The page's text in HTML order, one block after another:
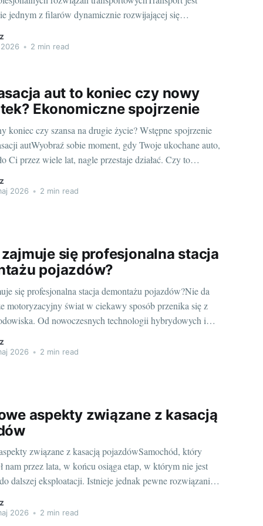
jednym z filarów dynamicznie rozwijającej się
się mobilności i innowacyjności, podejście do
• 2 min read
aut to koniec czy nowy
Ekonomiczne spojrzenie
koniec czy szansa na drugie życie? Wstępne spojrzenie
autWyobraź sobie moment, gdy Twoje ukochane auto,
Ci przez wiele lat, nagle przestaje działać. Czy to
Serca miłośników motoryzacji mogą pęknąć na myśl o
2026 • 2 min read
się profesjonalna stacja
pojazdów?
się profesjonalna stacja demontażu pojazdów?Nie da
motoryzacyjny świat w ciekawy sposób przenika się z
Od nowoczesnych technologii hybrydowych i
aspektu odnosi się temat naszego dzisiejszego
2026 • 2 min read
aspekty związane z kasacją
związane z kasacją pojazdówSamochód, który
nam przez lata, w końcu osiąga etap, w którym nie jest
dalszej eksploatacji. Istnieje jednak pewne rozwiązanie,
przyjacielem - jest to kasacja. Poniżej przyjrzymy
2026 • 2 min read